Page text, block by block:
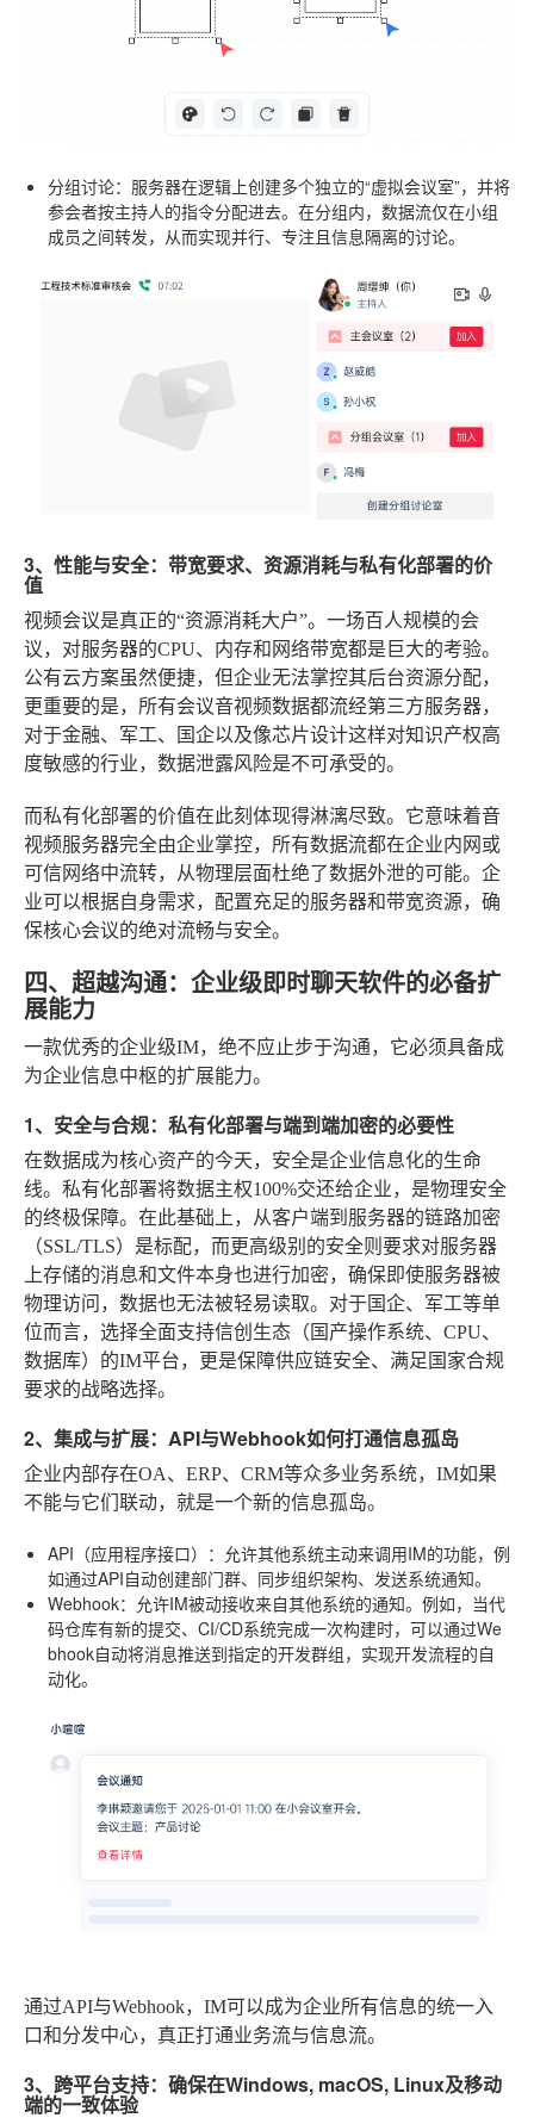
分组讨论：服务器在逻辑上创建多个独立的“虚拟会议室”，并将
参会者按主持人的指令分配进去。在分组内，数据流仅在小组
成员之间转发，从而实现并行、专注且信息隔离的讨论。
3、性能与安全：带宽要求、资源消耗与私有化部署的价
值
视频会议是真正的“资源消耗大户”。一场百人规模的会
议，对服务器的CPU、内存和网络带宽都是巨大的考验。
公有云方案虽然便捷，但企业无法掌控其后台资源分配，
更重要的是，所有会议音视频数据都流经第三方服务器，
对于金融、军工、国企以及像芯片设计这样对知识产权高
度敏感的行业，数据泄露风险是不可承受的。
而私有化部署的价值在此刻体现得淋漓尽致。它意味着音
视频服务器完全由企业掌控，所有数据流都在企业内网或
可信网络中流转，从物理层面杜绝了数据外泄的可能。企
业可以根据自身需求，配置充足的服务器和带宽资源，确
保核心会议的绝对流畅与安全。
四、超越沟通：企业级即时聊天软件的必备扩
展能力
一款优秀的企业级IM，绝不应止步于沟通，它必须具备成
为企业信息中枢的扩展能力。
1、安全与合规：私有化部署与端到端加密的必要性
在数据成为核心资产的今天，安全是企业信息化的生命
线。私有化部署将数据主权100%交还给企业，是物理安全
的终极保障。在此基础上，从客户端到服务器的链路加密
（SSL/TLS）是标配，而更高级别的安全则要求对服务器
上存储的消息和文件本身也进行加密，确保即使服务器被
物理访问，数据也无法被轻易读取。对于国企、军工等单
位而言，选择全面支持信创生态（国产操作系统、CPU、
数据库）的IM平台，更是保障供应链安全、满足国家合规
要求的战略选择。
2、集成与扩展：API与Webhook如何打通信息孤岛
企业内部存在OA、ERP、CRM等众多业务系统，IM如果
不能与它们联动，就是一个新的信息孤岛。
API（应用程序接口） ：允许其他系统主动来调用IM的功能，例
如通过API自动创建部门群、同步组织架构、发送系统通知。
Webhook：允许IM被动接收来自其他系统的通知。例如，当代
码仓库有新的提交、CI/CD系统完成一次构建时，可以通过We
bhook自动将消息推送到指定的开发群组，实现开发流程的自
动化。
通过API与Webhook，IM可以成为企业所有信息的统一入
口和分发中心，真正打通业务流与信息流。
3、跨平台支持：确保在Windows, macOS, Linux及移动
端的一致体验